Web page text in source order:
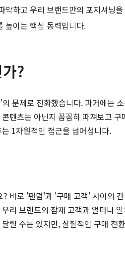
하고 우리 브랜드만의 포지셔닝
높이는 핵심 동력입니다.
?
문제로 진화했습니다. 과거에는
텐츠는 아닌지 꼼꼼히 따져보고
1차원적인 접근을 넘어섭니다.
바로 '팬덤'과 '구매 고객' 사이의
브랜드의 잠재 고객과 얼마나
수는 있지만, 실질적인 구매 전